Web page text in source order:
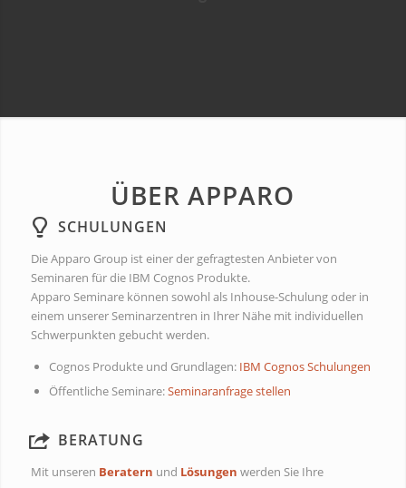
ÜBER APPARO
SCHULUNGEN
Die Apparo Group ist einer der gefragtesten Anbieter von
Seminaren für die IBM Cognos Produkte.
Apparo Seminare können sowohl als Inhouse-Schulung oder in
einem unserer Seminarzentren in Ihrer Nähe mit individuellen
Schwerpunkten gebucht werden.
Cognos Produkte und Grundlagen: IBM Cognos Schulungen
Öffentliche Seminare:Seminaranfrage stellen
BERATUNG
Mit unseren Beratern und Lösungen werden Sie Ihre